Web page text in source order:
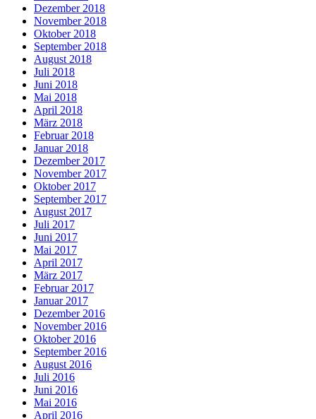
Dezember 2018
November 2018
Oktober 2018
September 2018
August 2018
Juli 2018
Juni 2018
Mai 2018
April 2018
März 2018
Februar 2018
Januar 2018
Dezember 2017
November 2017
Oktober 2017
September 2017
August 2017
Juli 2017
Juni 2017
Mai 2017
April 2017
März 2017
Februar 2017
Januar 2017
Dezember 2016
November 2016
Oktober 2016
September 2016
August 2016
Juli 2016
Juni 2016
Mai 2016
April 2016